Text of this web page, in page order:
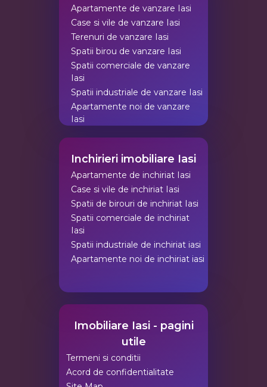
Apartamente de vanzare Iasi
Case si vile de vanzare Iasi
Terenuri de vanzare Iasi
Spatii birou de vanzare Iasi
Spatii comerciale de vanzare
Iasi
Spatii industriale de vanzare Iasi
Apartamente noi de vanzare
Iasi
Inchirieri imobiliare Iasi
Apartamente de inchiriat Iasi
Case si vile de inchiriat Iasi
Spatii de birouri de inchiriat Iasi
Spatii comerciale de inchiriat
Iasi
Spatii industriale de inchiriat iasi
Apartamente noi de inchiriat iasi
Imobiliare Iasi - pagini
utile
Termeni si conditii
Acord de confidentialitate